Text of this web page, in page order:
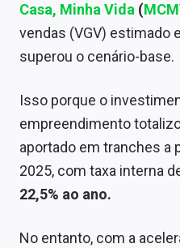
Expediente
Contato
Casa, Minha Vida (
vendas (VGV) estimado
superou o cenário-base.
Isso porque o
empreendimento
aportado em tranches a
2025, com taxa interna
22,5% ao ano.
No entanto, com a